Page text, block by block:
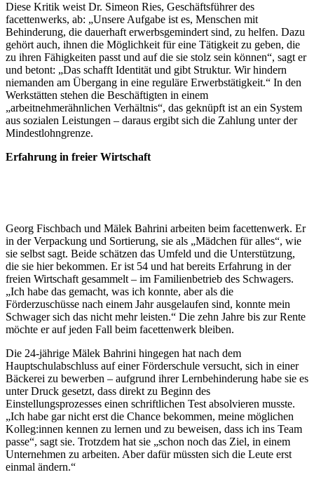
Diese Kritik weist Dr. Simeon Ries, Geschäftsführer des
facettenwerks, ab: „Unsere Aufgabe ist es, Menschen mit
Behinderung, die dauerhaft erwerbsgemindert sind, zu helfen. Dazu
gehört auch, ihnen die Möglichkeit für eine Tätigkeit zu geben, die
zu ihren Fähigkeiten passt und auf die sie stolz sein können“, sagt er
und betont: „Das schafft Identität und gibt Struktur. Wir hindern
niemanden am Übergang in eine reguläre Erwerbstätigkeit.“ In den
Werkstätten stehen die Beschäftigten in einem
„arbeitnehmerähnlichen Verhältnis“, das geknüpft ist an ein System
aus sozialen Leistungen – daraus ergibt sich die Zahlung unter der
Mindestlohngrenze.
Erfahrung in freier Wirtschaft
Georg Fischbach und Mälek Bahrini arbeiten beim facettenwerk. Er
in der Verpackung und Sortierung, sie als „Mädchen für alles“, wie
sie selbst sagt. Beide schätzen das Umfeld und die Unterstützung,
die sie hier bekommen. Er ist 54 und hat bereits Erfahrung in der
freien Wirtschaft gesammelt – im Familienbetrieb des Schwagers.
„Ich habe das gemacht, was ich konnte, aber als die
Förderzuschüsse nach einem Jahr ausgelaufen sind, konnte mein
Schwager sich das nicht mehr leisten.“ Die zehn Jahre bis zur Rente
möchte er auf jeden Fall beim facettenwerk bleiben.
Die 24-jährige Mälek Bahrini hingegen hat nach dem
Hauptschulabschluss auf einer Förderschule versucht, sich in einer
Bäckerei zu bewerben – aufgrund ihrer Lernbehinderung habe sie es
unter Druck gesetzt, dass direkt zu Beginn des
Einstellungsprozesses einen schriftlichen Test absolvieren musste.
„Ich habe gar nicht erst die Chance bekommen, meine möglichen
Kolleg:innen kennen zu lernen und zu beweisen, dass ich ins Team
passe“, sagt sie. Trotzdem hat sie „schon noch das Ziel, in einem
Unternehmen zu arbeiten. Aber dafür müssten sich die Leute erst
einmal ändern.“